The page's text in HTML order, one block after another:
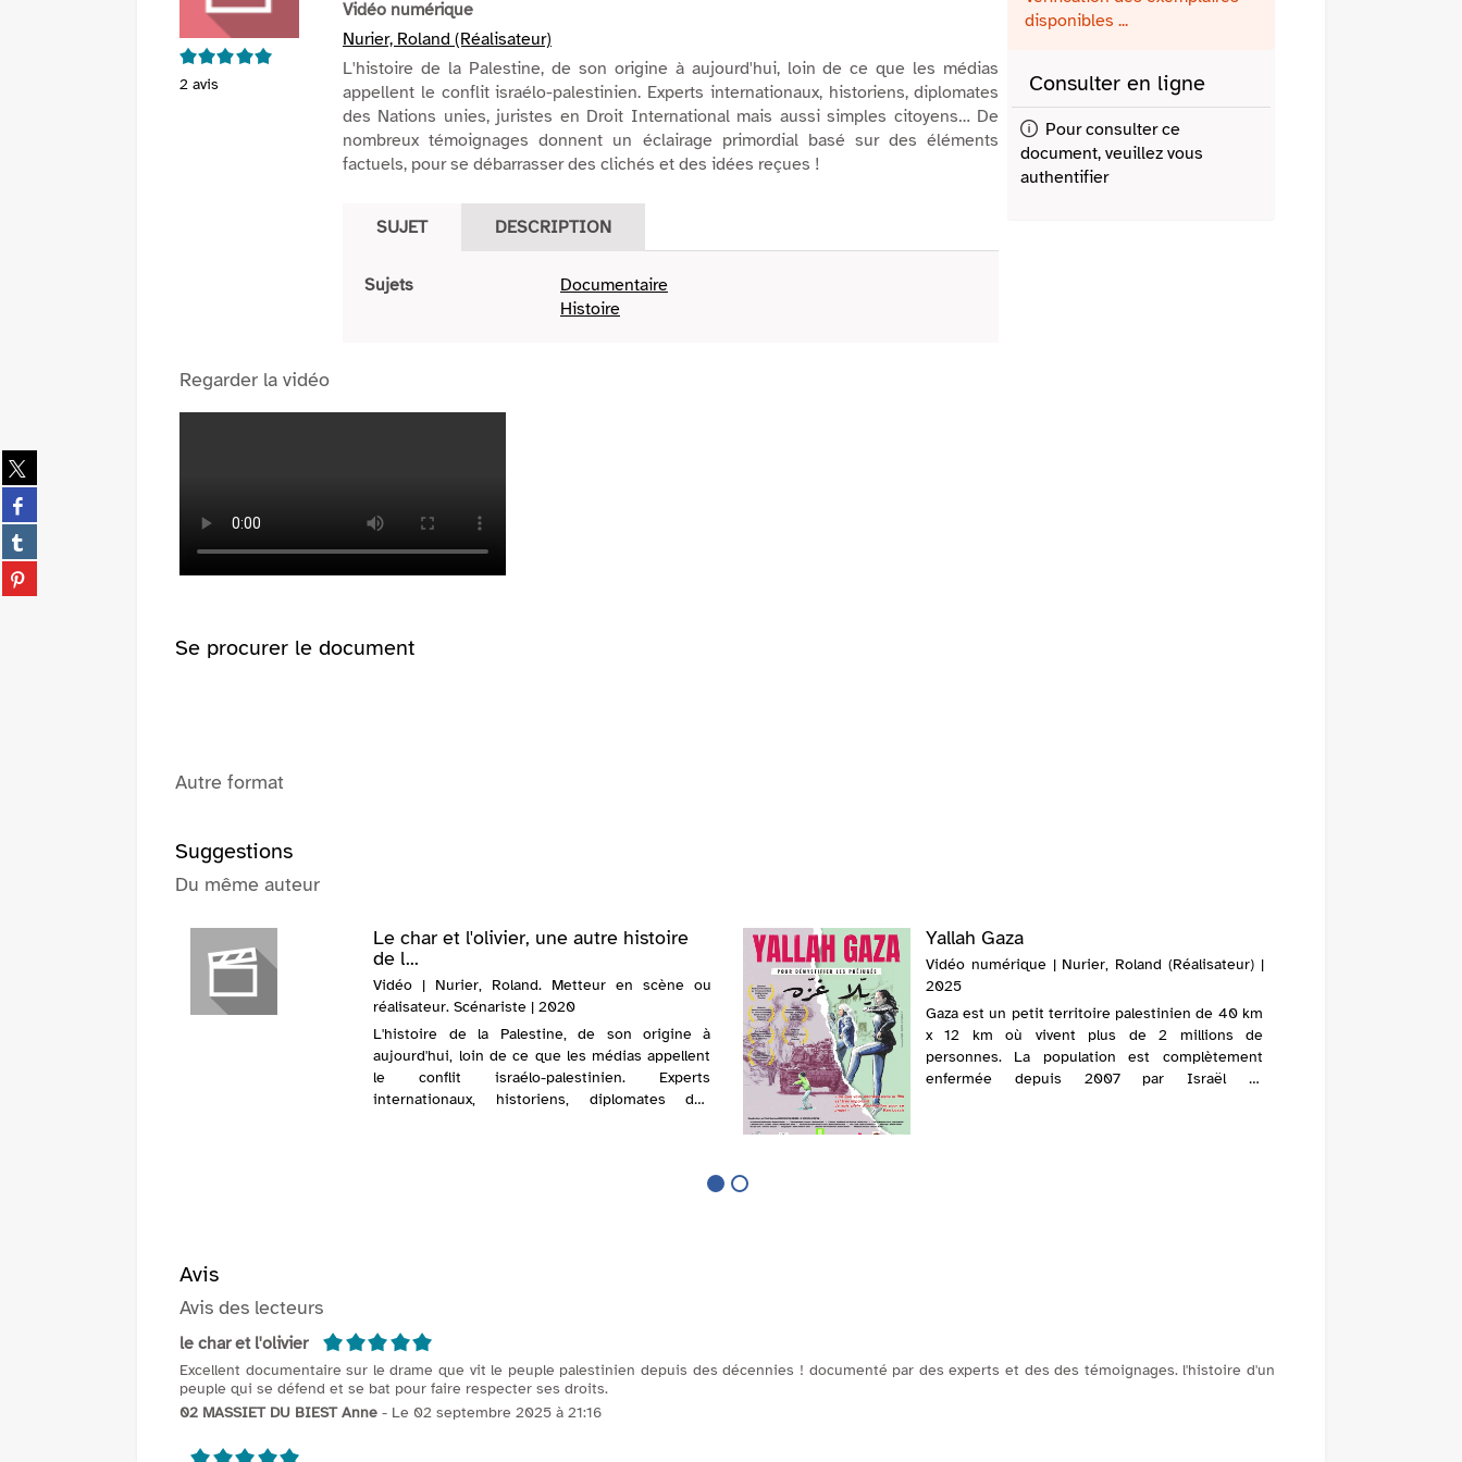
Partager
sur
twitter
(Nouvelle
fenêtre)
Partager
sur
facebook
(Nouvelle
fenêtre)
Partager
sur
tumblr
Partager
sur
5/5
2 avis
Vidéo numérique
Nurier, Roland (Réalisateur)
L'histoire de la Palestine, de son origine à aujourd'hui, loin de ce que les médias
appellent le conflit israélo-palestinien. Experts internationaux, historiens, diplomates
des Nations unies, juristes en Droit International mais aussi simples citoyens… De
nombreux témoignages donnent un éclairage primordial basé sur des éléments
factuels, pour se débarrasser des clichés et des idées reçues !
SUJET DESCRIPTION
Sujets
Documentaire
Histoire
Regarder la vidéo
disponibles ...
Consulter en ligne
Pour consulter ce
document, veuillez vous
authentifier
Se procurer le document
Autre format
Suggestions
Du même auteur
Le char et l'olivier, une autre histoire
de l...
Vidéo | Nurier, Roland. Metteur en scène ou
réalisateur. Scénariste | 2020
L'histoire de la Palestine, de son origine à
aujourd'hui, loin de ce que les médias appellent
le conflit israélo-palestinien. Experts
internationaux, historiens, diplomates des
Yallah Gaza
Vidéo numérique | Nurier, Roland (Réalisateur) |
2025
Gaza est un petit territoire palestinien de 40 km
x 12 km où vivent plus de 2 millions de
personnes. La population est complètement
enfermée depuis 2007 par Israël et
Avis
Avis des lecteurs
le char et l'olivier 5/5
Excellent documentaire sur le drame que vit le peuple palestinien depuis des décennies ! documenté par des experts et des des témoignages. l'histoire d'un
peuple qui se défend et se bat pour faire respecter ses droits.
02 MASSIET DU BIEST Anne - Le 02 septembre 2025 à 21:16
5/5